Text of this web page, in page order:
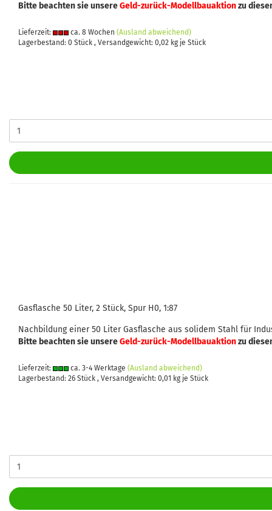
Bitte beachten sie unsereGeld-zurück-Modellbauaktionzu
Lieferzeit: ca. 8 Wochen (Ausland abweichend)
Lagerbestand: 0 Stück , Versandgewicht: 0,02 kg je Stück
Gasflasche 50 Liter, 2 Stück, Spur H0, 1:87
Nachbildung einer 50 Liter Gasflasche aus solidem Stahl für
Bitte beachten sie unsereGeld-zurück-Modellbauaktionzu
Lieferzeit: ca. 3-4 Werktage (Ausland abweichend)
Lagerbestand: 26 Stück , Versandgewicht: 0,01 kg je Stück